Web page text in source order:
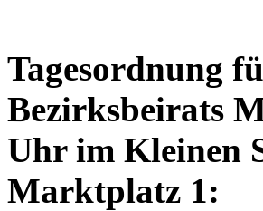
Tagesordnung
Bezirksbeirats
Uhr im Kleinen
Marktplatz 1: